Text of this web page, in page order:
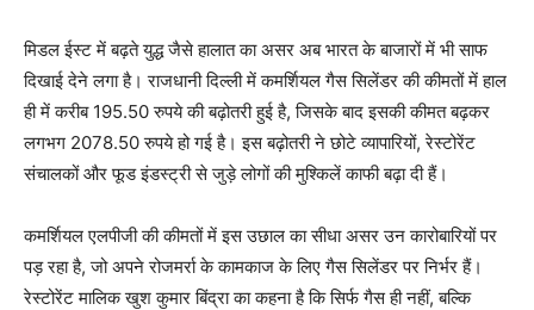
मिडल ईस्ट में बढ़ते युद्ध जैसे हालात का असर अब भारत के बाजारों में भी साफ
दिखाई देने लगा है। राजधानी दिल्ली में कमर्शियल गैस सिलेंडर की कीमतों में हाल
ही में करीब 195.50 रुपये की बढ़ोतरी हुई है, जिसके बाद इसकी कीमत बढ़कर
लगभग 2078.50 रुपये हो गई है। इस बढ़ोतरी ने छोटे व्यापारियों, रेस्टोरेंट
संचालकों और फूड इंडस्ट्री से जुड़े लोगों की मुश्किलें काफी बढ़ा दी हैं।
कमर्शियल एलपीजी की कीमतों में इस उछाल का सीधा असर उन कारोबारियों पर
पड़ रहा है, जो अपने रोजमर्रा के कामकाज के लिए गैस सिलेंडर पर निर्भर हैं।
रेस्टोरेंट मालिक खुश कुमार बिंद्रा का कहना है कि सिर्फ गैस ही नहीं, बल्कि